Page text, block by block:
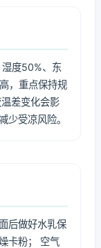
度50%、东
，重点保持规
差变化会影
少受凉风险。
后做好水乳保
卡粉； 空气